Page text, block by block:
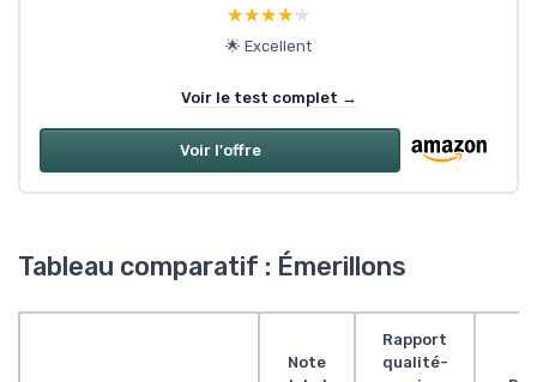
★★★★★
★★★★★
🌟 Excellent
Voir le test complet →
Voir l'offre
Tableau comparatif : Émerillons
Note
Rapport
qualité-